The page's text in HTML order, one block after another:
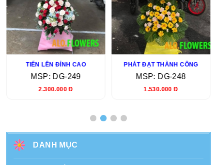
TIẾN LÊN ĐỈNH CAO
MSP: DG-249
2.300.000 Đ
PHÁT ĐẠT THÀNH CÔNG
MSP: DG-248
1.530.000 Đ
DANH MỤC